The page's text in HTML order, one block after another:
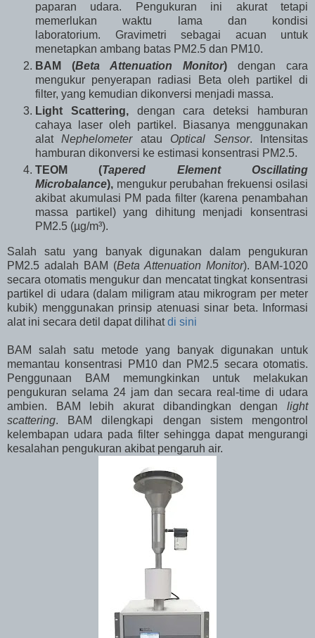
paparan udara. Pengukuran ini akurat tetapi
memerlukan waktu lama dan kondisi
laboratorium. Gravimetri sebagai acuan untuk
menetapkan ambang batas PM2.5 dan PM10.
BAM (Beta Attenuation Monitor) dengan cara
mengukur penyerapan radiasi Beta oleh partikel di
filter, yang kemudian dikonversi menjadi massa.
Light Scattering, dengan cara deteksi hamburan
cahaya laser oleh partikel. Biasanya menggunakan
alatNephelometeratau Optical Sensor. Intensitas
hamburan dikonversi ke estimasi konsentrasi PM2.5.
TEOM (Tapered Element Oscillating
Microbalance), mengukur perubahan frekuensi osilasi
akibat akumulasi PM pada filter (karena penambahan
massa partikel) yang dihitung menjadi konsentrasi
PM2.5 (µg/m³).
Salah satu yang banyak digunakan dalam pengukuran
PM2.5 adalah BAM (Beta Attenuation Monitor). BAM-1020
secara otomatis mengukur dan mencatat tingkat konsentrasi
partikel di udara (dalam miligram atau mikrogram per meter
kubik) menggunakan prinsip atenuasi sinar beta. Informasi
alat ini secara detil dapat dilihatdi sini
BAM salah satu metode yang banyak digunakan untuk
memantau konsentrasi PM10 dan PM2.5 secara otomatis.
Penggunaan BAM memungkinkan untuk melakukan
pengukuran selama 24 jam dan secara real-time di udara
ambien. BAM lebih akurat dibandingkan dengan light
scattering. BAM dilengkapi dengan sistem mengontrol
kelembapan udara pada filter sehingga dapat mengurangi
kesalahan pengukuran akibat pengaruh air.